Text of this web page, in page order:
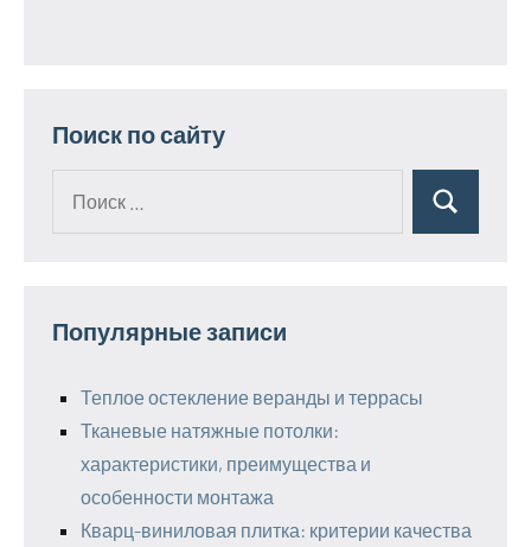
Поиск по сайту
Поиск
Популярные записи
Теплое остекление веранды и террасы
Тканевые натяжные потолки:
характеристики, преимущества и
особенности монтажа
Кварц-виниловая плитка: критерии качества